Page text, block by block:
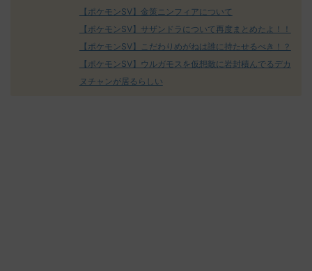
【ポケモンSV】金策ニンフィアについて
【ポケモンSV】サザンドラについて再度まとめたよ！！
【ポケモンSV】こだわりめがねは誰に持たせるべき！？
【ポケモンSV】ウルガモスを仮想敵に岩封積んでるデカ
ヌチャンが居るらしい